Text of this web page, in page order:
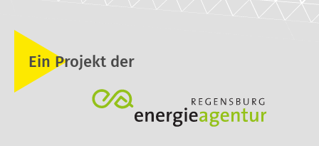
Ein Projekt der